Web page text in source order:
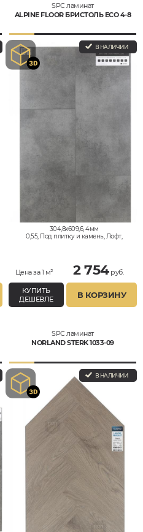
SPC ламинат
ALPINE FLOOR БРИСТОЛЬ ECO 4-8
В НАЛИЧИИ
304,8x609,6, 4мм
0,55, Под плитку и камень, Лофт,
Цена за 1 м² 2 754руб.
КУПИТЬ
ДЕШЕВЛЕ
В КОРЗИНУ
SPC ламинат
NORLAND STERK 1033-09
В НАЛИЧИИ